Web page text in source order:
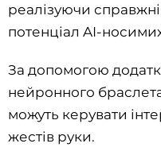
реалізуючи
потенціал AI-
За допомогою
нейронного
можуть керувати
жестів руки.